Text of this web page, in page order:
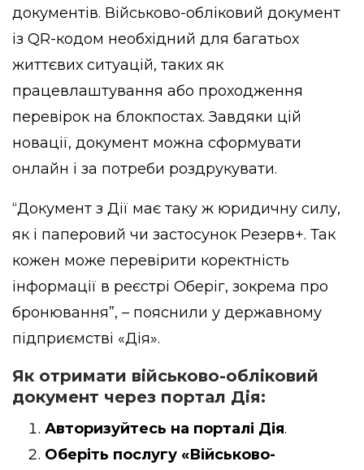
документів. Військово-обліковий документ
із QR-кодом необхідний для багатьох
життєвих ситуацій, таких як
працевлаштування або проходження
перевірок на блокпостах. Завдяки цій
новації, документ можна сформувати
онлайн і за потреби роздрукувати.
“Документ з Дії має таку ж юридичну силу,
як і паперовий чи застосунок Резерв+. Так
кожен може перевірити коректність
інформації в реєстрі Оберіг, зокрема про
бронювання”, – пояснили у державному
підприємстві «Дія».
Як отримати військово-обліковий
документ через портал Дія:
Авторизуйтесь на порталі Дія.
Оберіть послугу «Військово-